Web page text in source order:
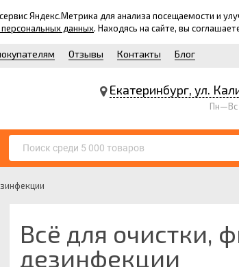
Яндекс.Метрика для анализа посещаемости и
данных. Находясь на сайте, вы
Отзывы Контакты Блог
Екатеринбург, ул.
Всё для очистки,
дезинфекции